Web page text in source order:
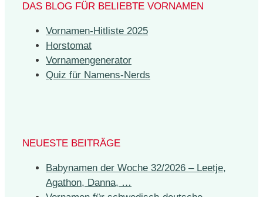
DAS BLOG FÜR BELIEBTE VORNAMEN
Vornamen-Hitliste 2025
Horstomat
Vornamengenerator
Quiz für Namens-Nerds
NEUESTE BEITRÄGE
Babynamen der Woche 32/2026 – Leetje,
Agathon, Danna, …